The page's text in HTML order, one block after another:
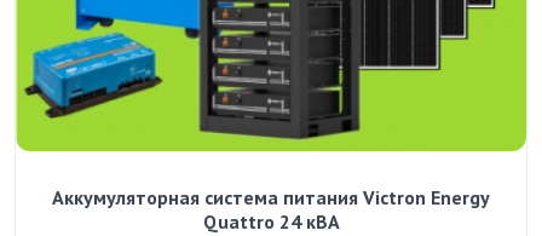
Аккумуляторная система питания Victron Energy
Quattro 24 кВА